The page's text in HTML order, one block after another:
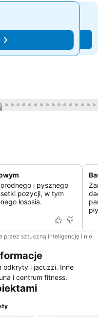
i pysznego
pozycji, w tym
łososia.
przez sztuczną inteligencję i nie
odkryty i jacuzzi. Inne
i centrum fitness.